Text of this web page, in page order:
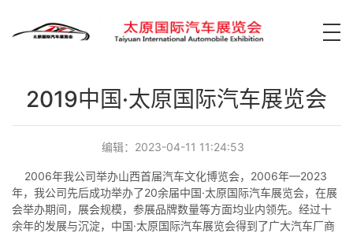
2019中国·太原国际汽车展览会
编辑：2023-04-11 11:24:53
2006年我公司举办山西首届汽车文化博览会，2006年—2023
年，我公司先后成功举办了20余届中国·太原国际汽车展览会，在展
会举办期间，展会规模，参展品牌数量等方面均业内领先。经过十
余年的发展与沉淀，中国·太原国际汽车展览会得到了广大汽车厂商